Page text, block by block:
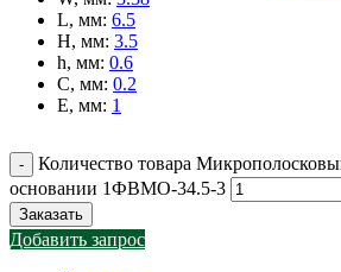
L, мм: 6.5
H, мм: 3.5
h, мм: 0.6
C, мм: 0.2
E, мм: 1
Количество товара
основании 1ФВМO-34.5-3
Заказать
Добавить запрос